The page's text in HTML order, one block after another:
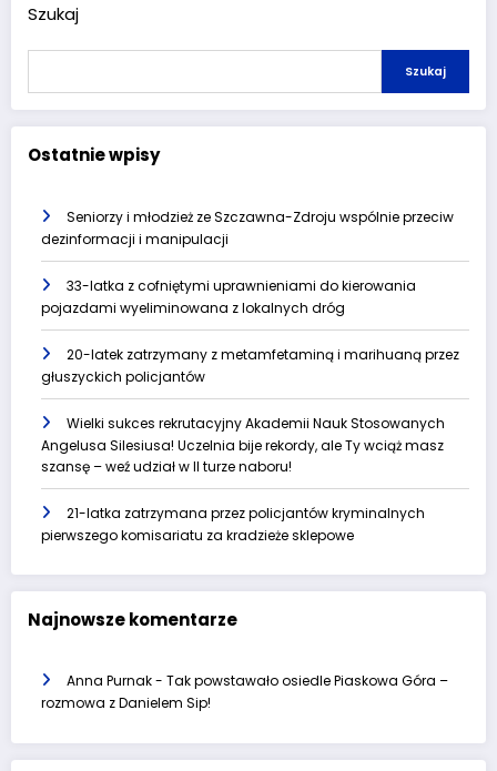
Szukaj
Szukaj
Ostatnie wpisy
Seniorzy i młodzież ze Szczawna-Zdroju wspólnie przeciw
dezinformacji i manipulacji
33-latka z cofniętymi uprawnieniami do kierowania
pojazdami wyeliminowana z lokalnych dróg
20-latek zatrzymany z metamfetaminą i marihuaną przez
głuszyckich policjantów
Wielki sukces rekrutacyjny Akademii Nauk Stosowanych
Angelusa Silesiusa! Uczelnia bije rekordy, ale Ty wciąż masz
szansę – weź udział w II turze naboru!
21-latka zatrzymana przez policjantów kryminalnych
pierwszego komisariatu za kradzieże sklepowe
Najnowsze komentarze
Anna Purnak- Tak powstawało osiedle Piaskowa Góra –
rozmowa z Danielem Sip!